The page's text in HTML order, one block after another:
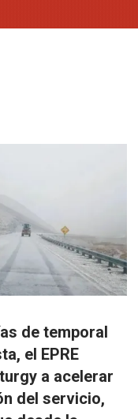
de temporal
el EPRE
a acelerar
del servicio,